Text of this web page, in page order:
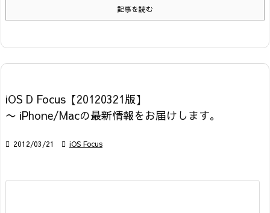
記事を読む
iOS D Focus【20120321版】
〜 iPhone/Macの最新情報をお届けします。
 2012/03/21  iOS Focus